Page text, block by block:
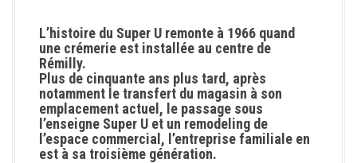
L’histoire du Super U remonte à 1966 quand
une crémerie est installée au centre de
Rémilly.
Plus de cinquante ans plus tard, après
notamment le transfert du magasin à son
emplacement actuel, le passage sous
l’enseigne Super U et un remodeling de
l’espace commercial, l’entreprise familiale en
est à sa troisième génération.